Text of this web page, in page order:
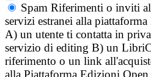
Spam Riferimenti o inviti
servizi estranei alla
A) un utente ti contatta in
servizio di editing B) un
riferimento o un link
alla Piattaforma Edizioni Open